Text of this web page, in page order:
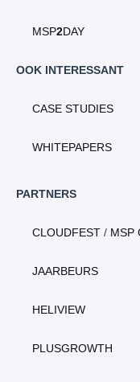
MSP2DAY
OOK INTERESSANT
CASE STUDIES
WHITEPAPERS
PARTNERS
CLOUDFEST / MSP
JAARBEURS
HELIVIEW
PLUSGROWTH